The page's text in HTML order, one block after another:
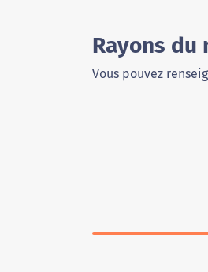
Rayons du
Vous pouvez